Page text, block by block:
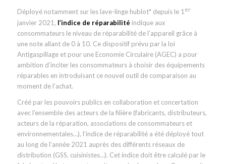
Déployé notamment sur les lave-linge hublot* depuis le 1er
janvier 2021, l’indice de réparabilité indique aux
consommateurs le niveau de réparabilité de l’appareil grâce à
une note allant de 0 à 10. Ce dispositif prévu par la loi
Antigaspillage et pour une Economie Circulaire (AGEC) a pour
ambition d’inciter les consommateurs à choisir des équipements
réparables en introduisant ce nouvel outil de comparaison au
moment de l’achat.
Créé par les pouvoirs publics en collaboration et concertation
avec l’ensemble des acteurs de la filière (fabricants, distributeurs,
acteurs de la réparation, associations de consommateurs et
environnementales…), l’indice de réparabilité a été déployé tout
au long de l’année 2021 auprès des différents réseaux de
distribution (GSS, cuisinistes…). Cet indice doit être calculé par le